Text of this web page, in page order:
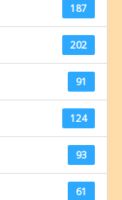
187
202
91
124
93
61